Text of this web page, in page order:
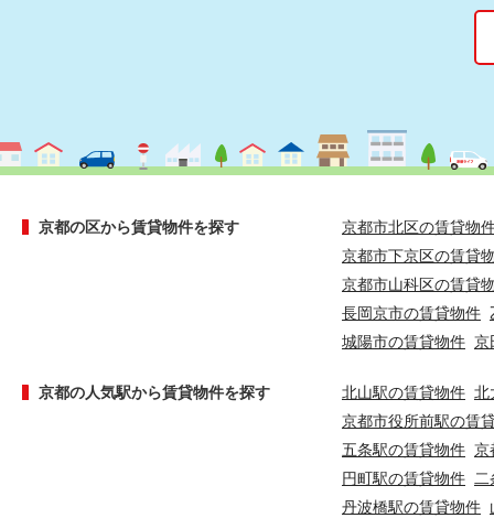
京都の区から賃貸物件を探す
京都市北区の賃貸物
京都市下京区の賃貸
京都市山科区の賃貸
長岡京市の賃貸物件
城陽市の賃貸物件 京
京都の人気駅から賃貸物件を探す 北山駅の賃貸物件 北
京都市役所前駅の賃
五条駅の賃貸物件 京
円町駅の賃貸物件
丹波橋駅の賃貸物件